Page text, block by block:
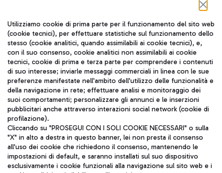
Seguici sui social
TRAVEL JOURNAL
ITA
Utilizziamo cookie di prima parte per il funzionamento del sito web
(cookie tecnici), per effettuare statistiche sul funzionamento dello
stesso (cookie analitici, quando assimilabili ai cookie tecnici), e,
con il suo consenso, cookie analitici non assimilabili ai cookie
tecnici, cookie di prima e terza parte per comprendere i contenuti
di suo interesse; inviarle messaggi commerciali in linea con le sue
preferenze manifestate nell'ambito dell'utilizzo delle funzionalità e
della navigazione in rete; effettuare analisi e monitoraggio dei
suoi comportamenti; personalizzare gli annunci e le inserzioni
pubblicitari anche attraverso interazioni social network (cookie di
profilazione).
Cliccando su "PROSEGUI CON I SOLI COOKIE NECESSARI" o sulla
"X" in alto a destra in questo banner, lei non presta il consenso
all'uso dei cookie che richiedono il consenso, mantenendo le
impostazioni di default, e saranno installati sul suo dispositivo
esclusivamente i cookie funzionali alla navigazione sul sito web e i